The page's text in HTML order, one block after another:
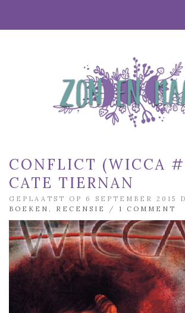
CONFLICT (WICCA
CATE TIERNAN
GEPLAATST OP 6 SEPTEMBER 2015
BOEKEN
RECENSIE / 1 COMMENT